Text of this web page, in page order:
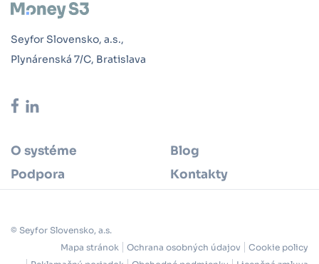
Seyfor Slovensko, a.s.,
Plynárenská 7/C, Bratislava
O systéme
Blog
Podpora
Kontakty
© Seyfor Slovensko, a.s.
Mapa stránok
Ochrana osobných údajov
Cookie policy